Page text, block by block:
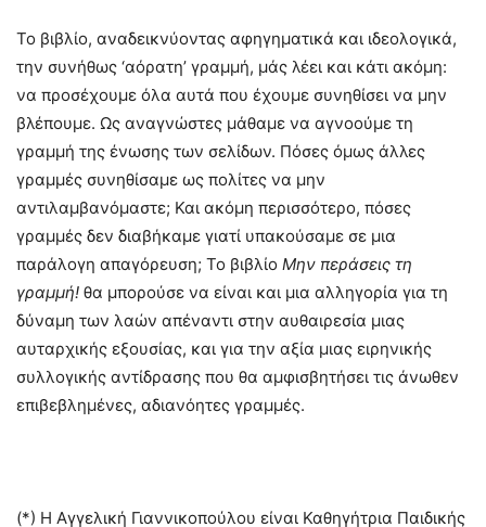
Το βιβλίο, αναδεικνύοντας αφηγηματικά και ιδεολογικά,
την συνήθως ‘αόρατη’ γραμμή, μάς λέει και κάτι ακόμη:
να προσέχουμε όλα αυτά που έχουμε συνηθίσει να μην
βλέπουμε. Ως αναγνώστες μάθαμε να αγνοούμε τη
γραμμή της ένωσης των σελίδων. Πόσες όμως άλλες
γραμμές συνηθίσαμε ως πολίτες να μην
αντιλαμβανόμαστε; Και ακόμη περισσότερο, πόσες
γραμμές δεν διαβήκαμε γιατί υπακούσαμε σε μια
παράλογη απαγόρευση; Το βιβλίο Μην περάσεις τη
γραμμή! θα μπορούσε να είναι και μια αλληγορία για τη
δύναμη των λαών απέναντι στην αυθαιρεσία μιας
αυταρχικής εξουσίας, και για την αξία μιας ειρηνικής
συλλογικής αντίδρασης που θα αμφισβητήσει τις άνωθεν
επιβεβλημένες, αδιανόητες γραμμές.
(*) Η Αγγελική Γιαννικοπούλου είναι Καθηγήτρια Παιδικής